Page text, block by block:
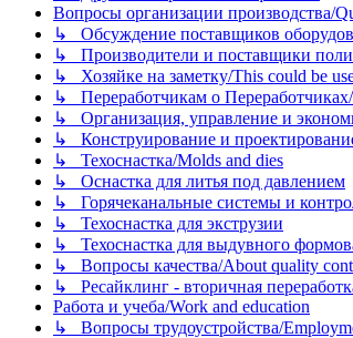
Вопросы организации производства/
↳ Обсуждение поставщиков
↳ Производители и поставщики
↳ Хозяйке на заметку/This could be
↳ Переработчикам о Переработчиках/
↳ Организация, управление и
↳ Конструирование и
↳ Техоснастка/Molds and dies
↳ Оснастка для литья под давлением
↳ Горячеканальные системы и
↳ Техоснастка для экструзии
↳ Техоснастка для выдувного
↳ Вопросы качества/About quality
↳ Ресайклинг - вторичная
Работа и учеба/Work and education
↳ Вопросы трудоустройства/